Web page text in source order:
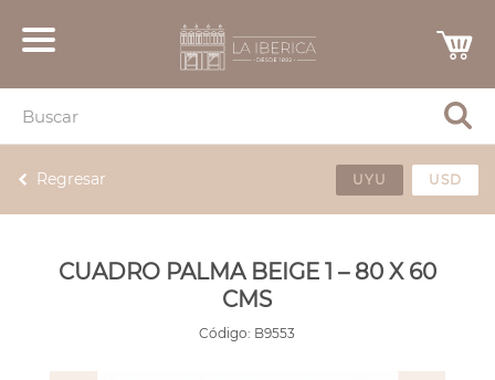
Regresar UYU USD
CUADRO PALMA BEIGE 1 – 80 X 60
CMS
Código: B9553